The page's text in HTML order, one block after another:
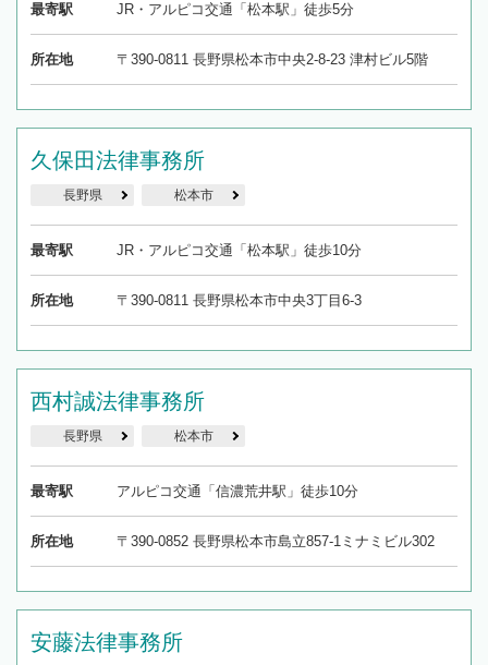
最寄駅 JR・アルピコ交通「松本駅」徒歩5分
所在地 〒390-0811 長野県松本市中央2-8-23 津村ビル5階
久保田法律事務所
長野県 松本市
最寄駅 JR・アルピコ交通「松本駅」徒歩10分
所在地 〒390-0811 長野県松本市中央3丁目6-3
西村誠法律事務所
長野県 松本市
最寄駅 アルピコ交通「信濃荒井駅」徒歩10分
所在地 〒390-0852 長野県松本市島立857-1ミナミビル302
安藤法律事務所